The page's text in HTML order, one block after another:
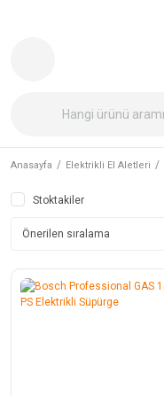
Anasayfa Elektrikli El Aletleri
Stoktakiler